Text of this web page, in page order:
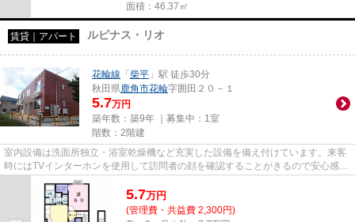
面積：46.37㎡
賃貸｜アパート ルピナス・リオ
花輪線 「 柴平 」駅 徒歩30分
秋田県鹿角市花輪字囲田２０－１
5.7万円
築年数：築9年 ｜募集中： 1室
階数：2階建
室内設備は洗面所独立・浴室乾燥機など充実した設備を備え付けています。来客
時にはTVインターホンを使用して訪問者の顔を確認することがきるので安心感が
あります。56.89平米程の専有...
5.7万円
(管理費・共益費 2,300円)